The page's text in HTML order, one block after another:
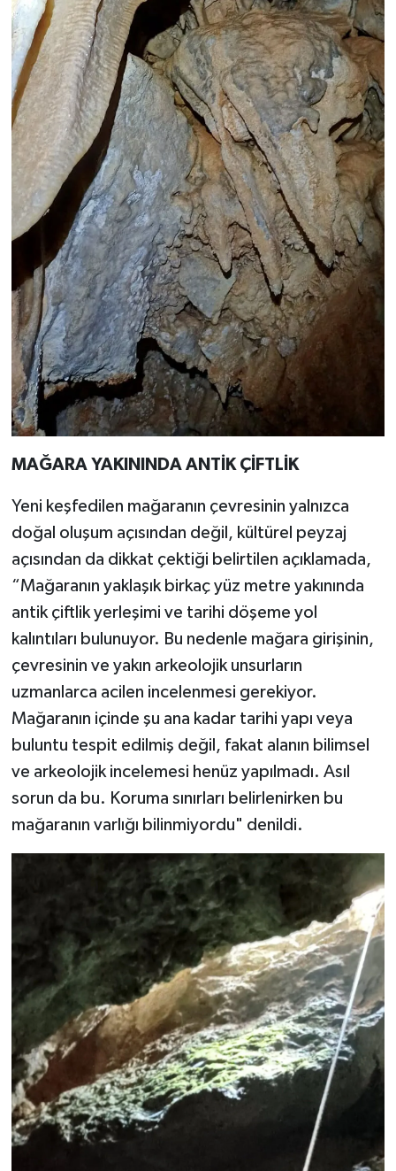
MAĞARA YAKININDA ANTİK ÇİFTLİK
Yeni keşfedilen mağaranın çevresinin yalnızca
doğal oluşum açısından değil, kültürel peyzaj
açısından da dikkat çektiği belirtilen açıklamada,
“Mağaranın yaklaşık birkaç yüz metre yakınında
antik çiftlik yerleşimi ve tarihi döşeme yol
kalıntıları bulunuyor. Bu nedenle mağara girişinin,
çevresinin ve yakın arkeolojik unsurların
uzmanlarca acilen incelenmesi gerekiyor.
Mağaranın içinde şu ana kadar tarihi yapı veya
buluntu tespit edilmiş değil, fakat alanın bilimsel
ve arkeolojik incelemesi henüz yapılmadı. Asıl
sorun da bu. Koruma sınırları belirlenirken bu
mağaranın varlığı bilinmiyordu" denildi.